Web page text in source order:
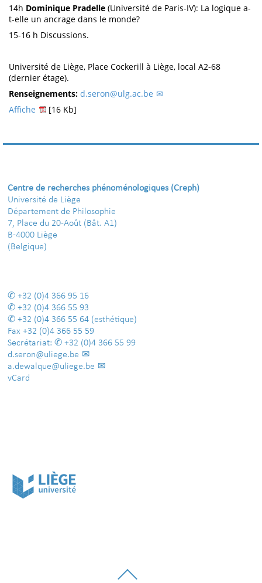
14h Dominique Pradelle (Université de Paris-IV): La logique a-
t-elle un ancrage dans le monde?
15-16 h Discussions.
Université de Liège, Place Cockerill à Liège, local A2-68
(dernier étage).
Renseignements: d.seron@ulg.ac.be
Affiche
[16 Kb]
Centre de recherches phénoménologiques (Creph)
Université de Liège
Département de Philosophie
7, Place du 20-Août (Bât. A1)
B-4000 Liège
(Belgique)
+32 (0)4 366 95 16
+32 (0)4 366 55 93
+32 (0)4 366 55 64 (esthétique)
Fax +32 (0)4 366 55 59
Secrétariat:
+32 (0)4 366 55 99
d.seron@uliege.be
a.dewalque@uliege.be
vCard